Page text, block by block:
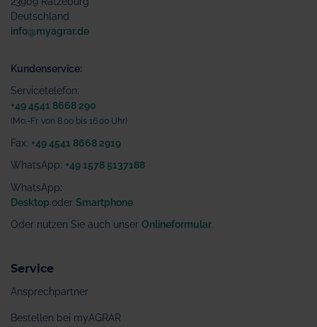
Deutschland
info@myagrar.de
Kundenservice:
Servicetelefon:
+49 4541 8668 290
(Mo.-Fr. von 8.00 bis 16.00 Uhr)
Fax: +49 4541 8668 2919
WhatsApp: +49 1578 5137188
WhatsApp:
Desktop oder Smartphone
Oder nutzen Sie auch unser Onlineformular
Service
Ansprechpartner
Bestellen bei myAGRAR